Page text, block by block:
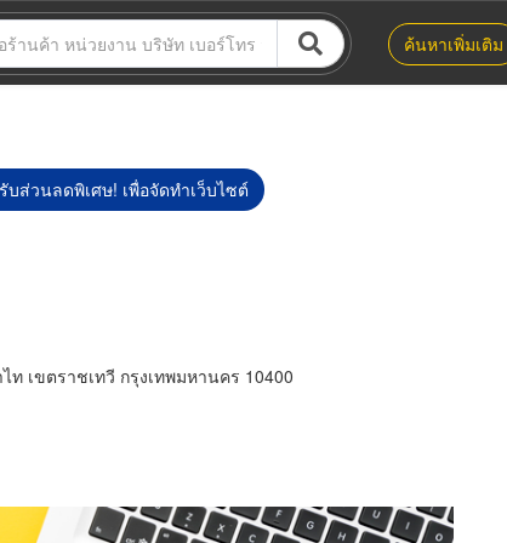
ค้นหาเพิ่มเติม
ส่วนลดพิเศษ! เพื่อจัดทำเว็บไซต์
เขตราชเทวี กรุงเทพมหานคร 10400